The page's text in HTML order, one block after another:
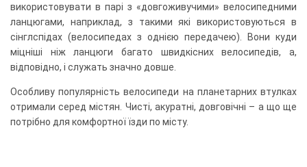
використовувати в парі з «довгоживучими» велосипедними
ланцюгами, наприклад, з такими які використовуються в
сінглспідах (велосипедах з однією передачею). Вони куди
міцніші ніж ланцюги багато швидкісних велосипедів, а,
відповідно, і служать значно довше.
Особливу популярність велосипеди на планетарних втулках
отримали серед містян. Чисті, акуратні, довговічні – а що ще
потрібно для комфортної їзди по місту.